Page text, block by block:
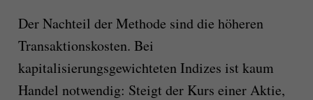
Der Nachteil der Methode sind die höheren
Transaktionskosten. Bei
kapitalisierungsgewichteten Indizes ist kaum
Handel notwendig: Steigt der Kurs einer Aktie,